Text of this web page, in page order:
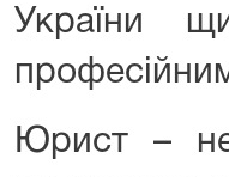
України
Юрист –